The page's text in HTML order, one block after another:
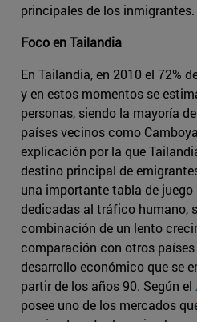
principales de los inmigrantes.
Foco en Tailandia
En Tailandia, en 2010 el 72%
y en estos momentos se
personas, siendo la mayoría
países vecinos como
explicación por la que
destino principal de
una importante tabla de
dedicadas al tráfico humano,
combinación de un lento
comparación con otros
desarrollo económico que se
partir de los años 90. Según el
posee uno de los mercados